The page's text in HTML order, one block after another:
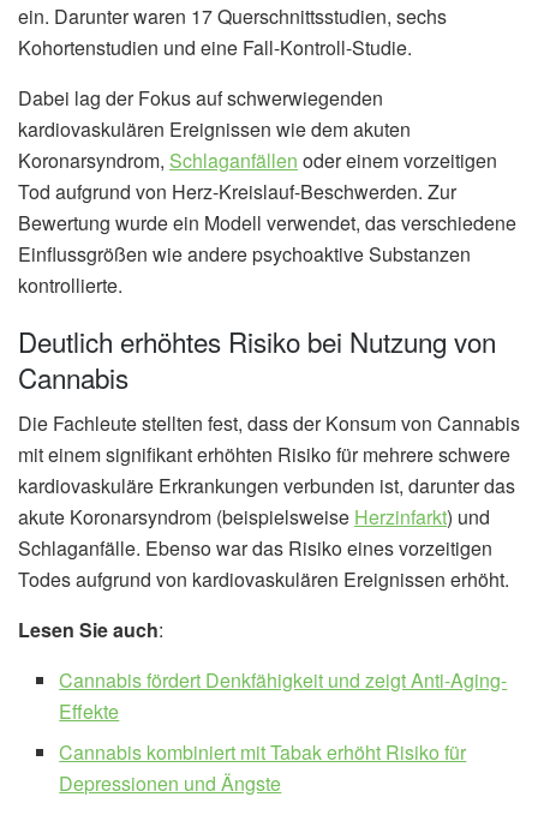
ein. Darunter waren 17 Querschnittsstudien, sechs
Kohortenstudien und eine Fall-Kontroll-Studie.
Dabei lag der Fokus auf schwerwiegenden
kardiovaskulären Ereignissen wie dem akuten
Koronarsyndrom, Schlaganfällen oder einem vorzeitigen
Tod aufgrund von Herz-Kreislauf-Beschwerden. Zur
Bewertung wurde ein Modell verwendet, das verschiedene
Einflussgrößen wie andere psychoaktive Substanzen
kontrollierte.
Deutlich erhöhtes Risiko bei Nutzung von
Cannabis
Die Fachleute stellten fest, dass der Konsum von Cannabis
mit einem signifikant erhöhten Risiko für mehrere schwere
kardiovaskuläre Erkrankungen verbunden ist, darunter das
akute Koronarsyndrom (beispielsweise Herzinfarkt) und
Schlaganfälle. Ebenso war das Risiko eines vorzeitigen
Todes aufgrund von kardiovaskulären Ereignissen erhöht.
Lesen Sie auch:
Cannabis fördert Denkfähigkeit und zeigt Anti-Aging-
Effekte
Cannabis kombiniert mit Tabak erhöht Risiko für
Depressionen und Ängste